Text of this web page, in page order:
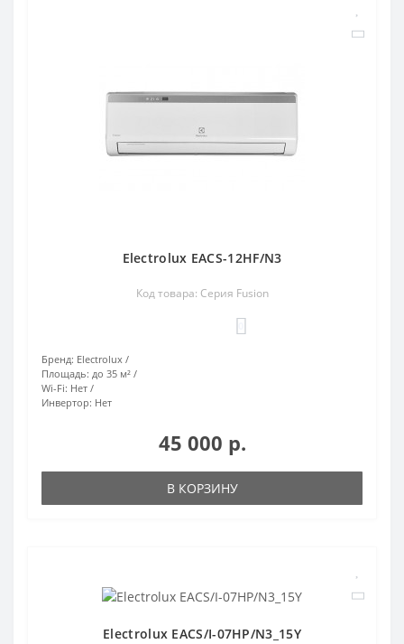
Electrolux EACS-12HF/N3
Код товара: Серия Fusion
Бренд: Electrolux
Площадь: до 35 м²
Wi-Fi: Нет
Инвертор: Нет
45 000 р.
В КОРЗИНУ
Electrolux EACS/I-07HP/N3_15Y